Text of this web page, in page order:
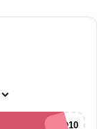
BEMVINDO10